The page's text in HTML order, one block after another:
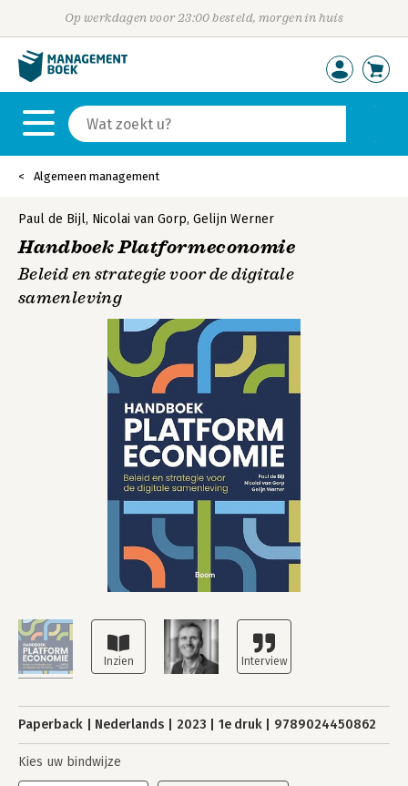
Op werkdagen voor 23:00 besteld, morgen in huis
Algemeen management
Paul de Bijl, Nicolai van Gorp, Gelijn Werner
Handboek Platformeconomie
Beleid en strategie voor de digitale
samenleving
Paperback Nederlands 2023 1e druk 9789024450862
Kies uw bindwijze